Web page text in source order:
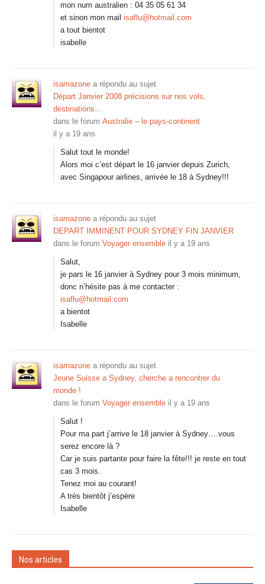
mon num australien : 04 35 05 61 34
et sinon mon mail isaflu@hotmail.com
a tout bientot
isabelle
isamazone a répondu au sujet
Départ Janvier 2008 précisions sur nos vols,
destinations…
dans le forum Australie – le pays-continent
il y a 19 ans
Salut tout le monde!
Alors moi c’est départ le 16 janvier depuis Zurich,
avec Singapour airlines, arrivée le 18 à Sydney!!!
isamazone a répondu au sujet
DEPART IMMINENT POUR SYDNEY FIN JANVIER
dans le forum Voyager ensemble il y a 19 ans
Salut,
je pars le 16 janvier à Sydney pour 3 mois minimum,
donc n’hésite pas à me contacter :
isaflu@hotmail.com
a bientot
Isabelle
isamazone a répondu au sujet
Jeune Suisse a Sydney, cherche a rencontrer du
monde !
dans le forum Voyager ensemble il y a 19 ans
Salut !
Pour ma part j’arrive le 18 janvier à Sydney….vous
serez encore là ?
Car je suis partante pour faire la fête!!! je reste en tout
cas 3 mois.
Tenez moi au courant!
A très bientôt j’espère
Isabelle
Nos articles